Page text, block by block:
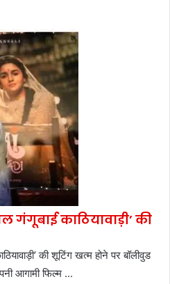
गंगूबाई काठियावाड़ी’ की
की शूटिंग खत्म होने पर बॉलीवुड
आगामी फिल्म ...